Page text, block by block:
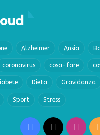
Alzheimer Ansia
coronavirus cosa-fare
Dieta Gravidanza
Sport Stress
Facebook